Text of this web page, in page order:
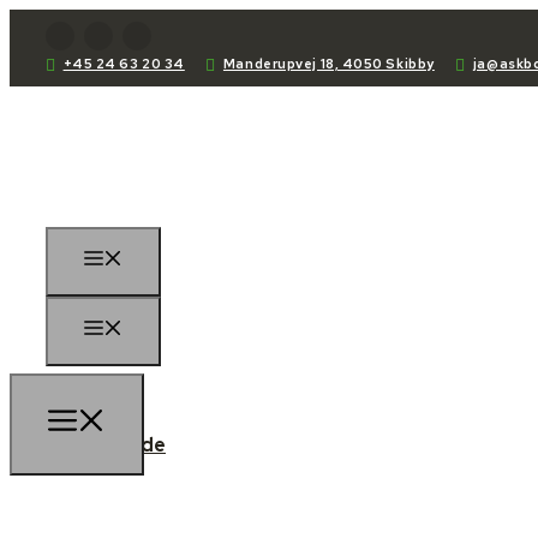
+45 24 63 20 34 Manderupvej 18, 4050 Skibby
Forside